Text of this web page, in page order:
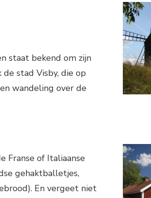
staat bekend om zijn
stad Visby, die op
wandeling over de
Franse of Italiaanse
gehaktballetjes,
En vergeet niet